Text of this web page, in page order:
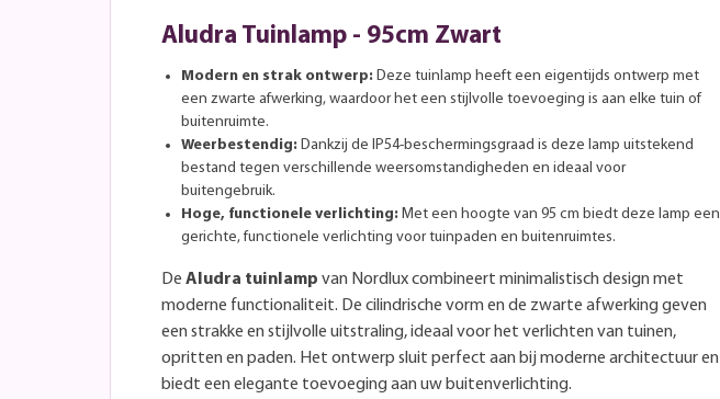
Aludra Tuinlamp - 95cm Zwart
Modern en strak ontwerp: Deze tuinlamp heeft een eigentijds ontwerp met
een zwarte afwerking, waardoor het een stijlvolle toevoeging is aan elke tuin of
buitenruimte.
Weerbestendig: Dankzij de IP54-beschermingsgraad is deze lamp uitstekend
bestand tegen verschillende weersomstandigheden en ideaal voor
buitengebruik.
Hoge, functionele verlichting: Met een hoogte van 95 cm biedt deze lamp een
gerichte, functionele verlichting voor tuinpaden en buitenruimtes.
De Aludra tuinlamp van Nordlux combineert minimalistisch design met
moderne functionaliteit. De cilindrische vorm en de zwarte afwerking geven
een strakke en stijlvolle uitstraling, ideaal voor het verlichten van tuinen,
opritten en paden. Het ontwerp sluit perfect aan bij moderne architectuur en
biedt een elegante toevoeging aan uw buitenverlichting.